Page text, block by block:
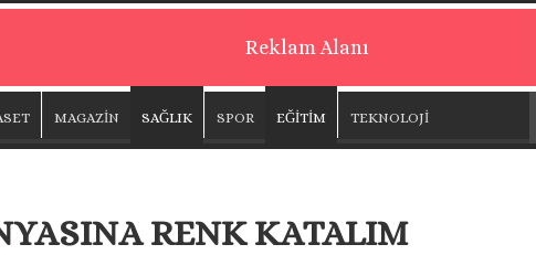
Reklam Alanı
MAGAZİN SAĞLIK SPOR EĞİTİM TEKNOLOJİ
RENK KATALIM